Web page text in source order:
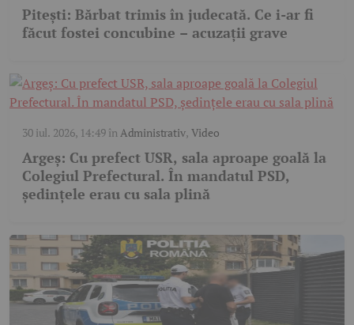
Pitești: Bărbat trimis în judecată. Ce i-ar fi
făcut fostei concubine – acuzații grave
30 iul. 2026, 14:49în Administrativ, Video
Argeș: Cu prefect USR, sala aproape goală la
Colegiul Prefectural. În mandatul PSD,
ședințele erau cu sala plină